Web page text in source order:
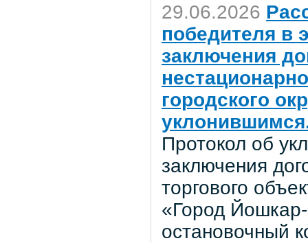
29.06.2026
победителя в
заключения
городского
Протокол об
заключения
торгового
«Город
остановочный